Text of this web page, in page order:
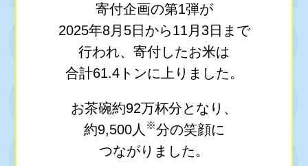
寄付企画の第1弾が
2025年8月5日から11月3日まで
行われ、 寄付したお米は
合計61.4トンに上りました。
お茶碗約92万杯分となり、
約9,500人 ※分の笑顔に
つながりました。